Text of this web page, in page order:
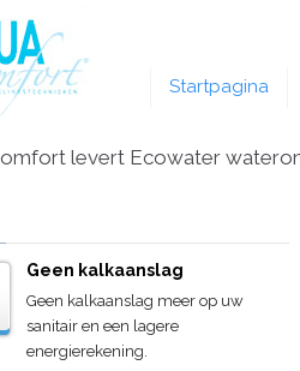
Startpagina
levert Ecowater
Geen kalkaanslag
Geen kalkaanslag meer op uw
sanitair en een lagere
energierekening.